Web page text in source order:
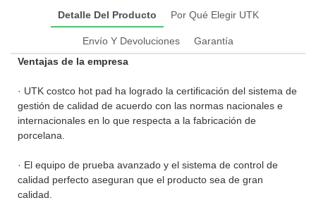
Detalle Del Producto Por Qué Elegir UTK
Envío Y Devoluciones
Garantía
Ventajas de la empresa
· UTK costco hot pad ha logrado la certificación del sistema de
gestión de calidad de acuerdo con las normas nacionales e
internacionales en lo que respecta a la fabricación de
porcelana.
· El equipo de prueba avanzado y el sistema de control de
calidad perfecto aseguran que el producto sea de gran
calidad.